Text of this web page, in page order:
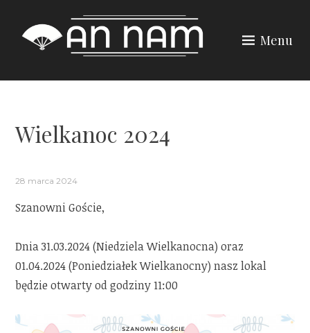
content
Menu
Wielkanoc 2024
28 marca 2024
Szanowni Goście,
Dnia 31.03.2024 (Niedziela Wielkanocna) oraz
01.04.2024 (Poniedziałek Wielkanocny) nasz lokal
będzie otwarty od godziny 11:00